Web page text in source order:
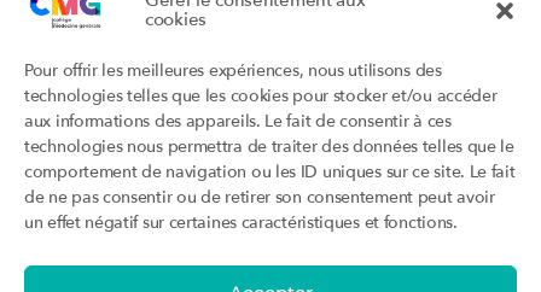
cookies
Pour offrir les meilleures expériences, nous utilisons des
technologies telles que les cookies pour stocker et/ou accéder
aux informations des appareils. Le fait de consentir à ces
technologies nous permettra de traiter des données telles que le
comportement de navigation ou les ID uniques sur ce site. Le fait
de ne pas consentir ou de retirer son consentement peut avoir
un effet négatif sur certaines caractéristiques et fonctions.
Orientations prioritaires
Productions
Productions du Collège
Productions des structures
adhérentes
Labellisation
Addictions et médecine générale
Et si c’était une maladie rare ?
Portails
Annuaire DU/DIU
Archimede.fr
Ebmfrance.net
Toutes les recos
Certificats-absurdes.fr
la contraception dite masculine